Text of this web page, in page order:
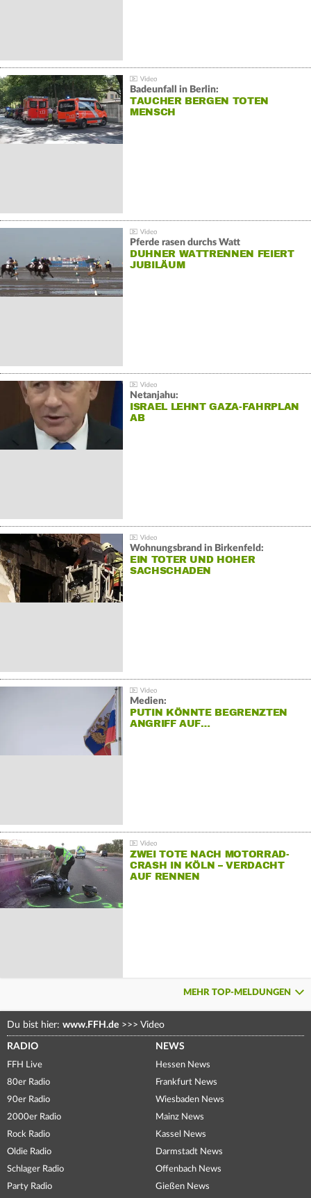
Badeunfall in Berlin:
TAUCHER BERGEN TOTEN
MENSCH
Pferde rasen durchs Watt
DUHNER WATTRENNEN FEIERT
JUBILÄUM
Netanjahu:
ISRAEL LEHNT GAZA-FAHRPLAN
AB
Wohnungsbrand in Birkenfeld:
EIN TOTER UND HOHER
SACHSCHADEN
Medien:
PUTIN KÖNNTE BEGRENZTEN
ANGRIFF AUF…
ZWEI TOTE NACH MOTORRAD-
CRASH IN KÖLN – VERDACHT
AUF RENNEN
MEHR TOP-MELDUNGEN
Du bist hier: www.FFH.de >>> Video
RADIO
FFH Live
80er Radio
90er Radio
2000er Radio
Rock Radio
Oldie Radio
Schlager Radio
Party Radio
NEWS
Hessen News
Frankfurt News
Wiesbaden News
Mainz News
Kassel News
Darmstadt News
Offenbach News
Gießen News